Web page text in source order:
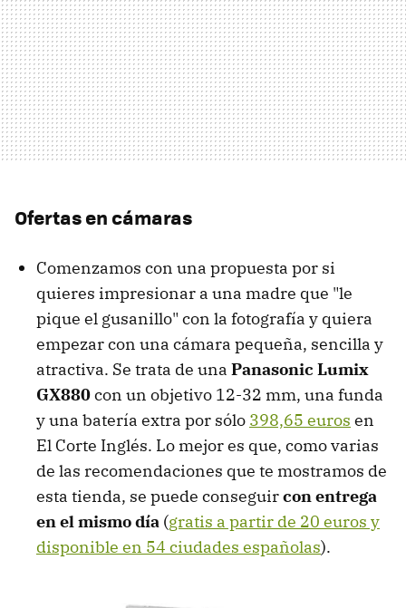
Ofertas en cámaras
Comenzamos con una propuesta por si
quieres impresionar a una madre que "le
pique el gusanillo" con la fotografía y quiera
empezar con una cámara pequeña, sencilla y
atractiva. Se trata de una Panasonic Lumix
GX880con un objetivo 12-32 mm, una funda
y una batería extra por sólo 398,65 euros en
El Corte Inglés. Lo mejor es que, como varias
de las recomendaciones que te mostramos de
esta tienda, se puede conseguircon entrega
en el mismo día (gratis a partir de 20 euros y
disponible en 54 ciudades españolas).